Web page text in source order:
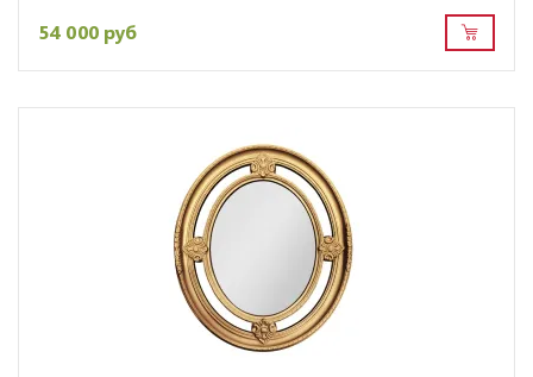
54 000 руб